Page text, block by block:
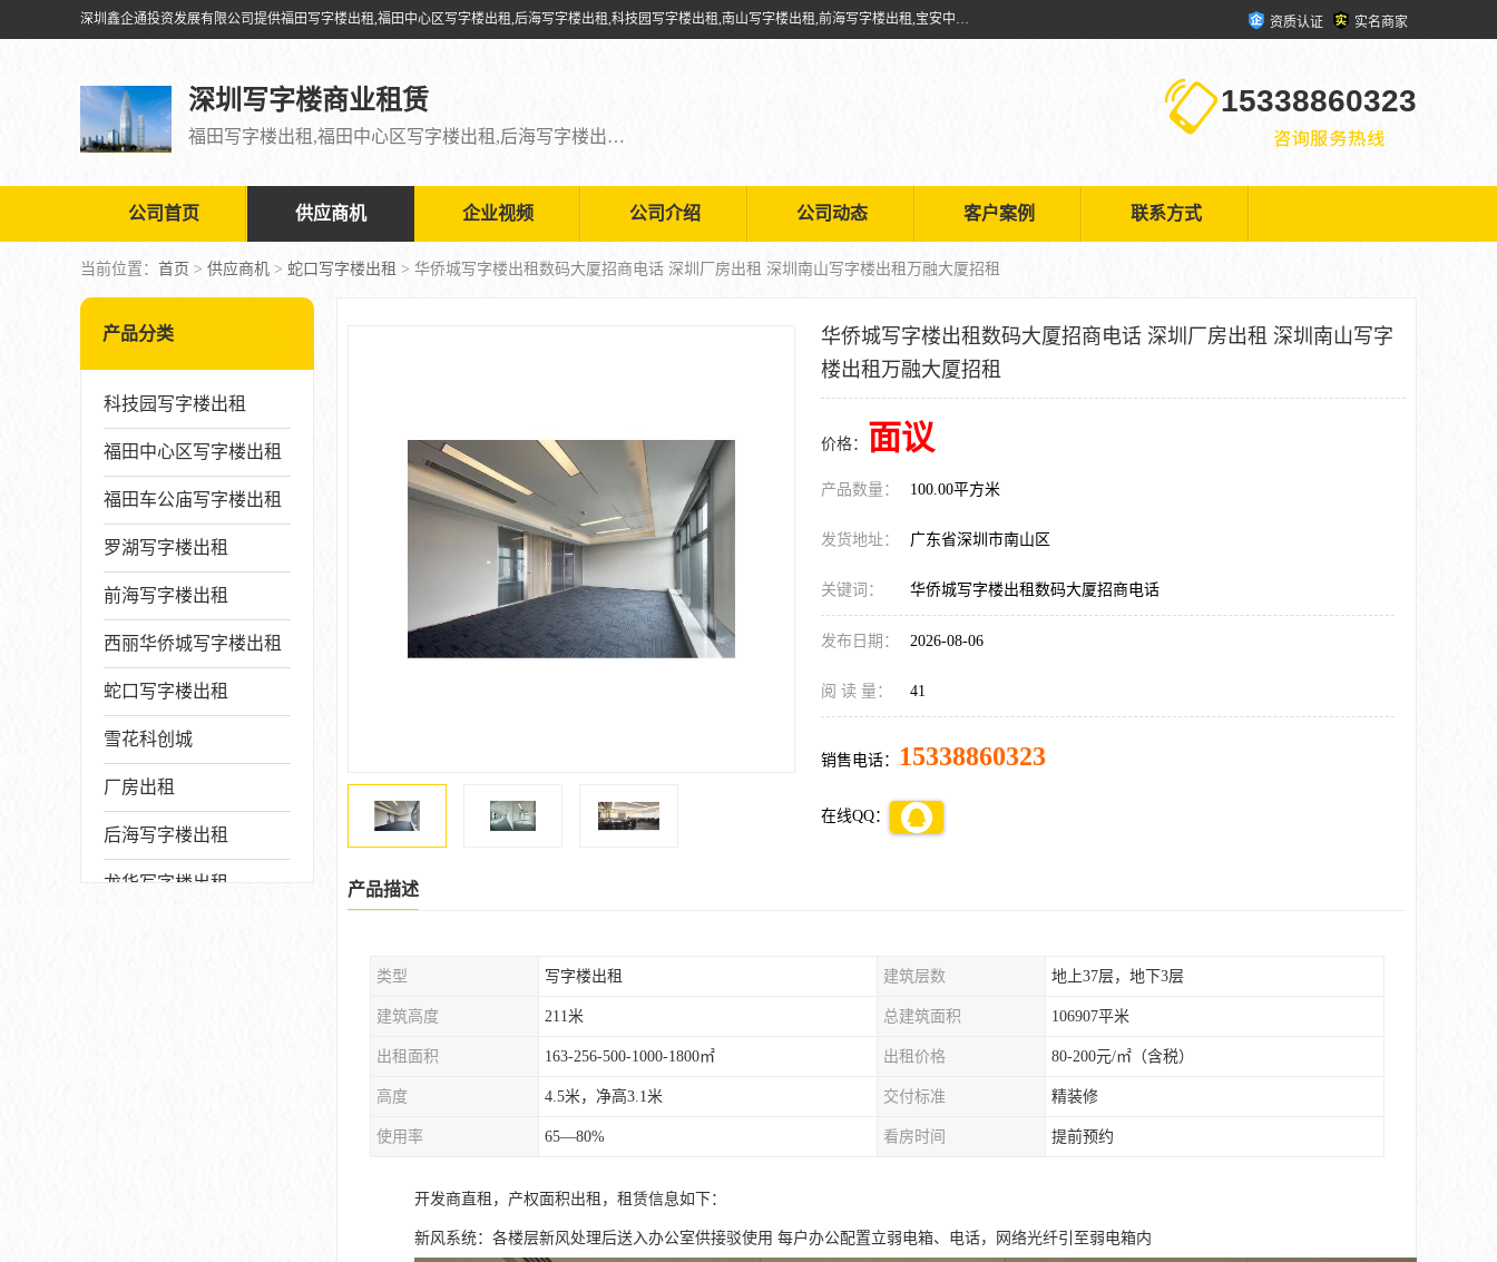
深圳鑫企通投资发展有限公司提供福田写字楼出租,福田中心区写字楼出租,后海写字楼出租,科技园写字楼出租,南山写字楼出租,前海写字楼出租,宝安中心写字楼出租,车公庙写字楼出租,深圳写字楼出租，欢迎有需要的朋友前来咨询。 资质认证 实名商家
深圳写字楼商业租赁
福田写字楼出租,福田中心区写字楼出租,后海写字楼出租,科技园写字楼出租,南山写字楼出租,前海写字楼出租,宝安中心写字楼出租
15338860323
公司首页 供应商机 企业视频 公司介绍 公司动态 客户案例 联系方式
当前位置： 首页 > 供应商机 > 蛇口写字楼出租 > 华侨城写字楼出租数码大厦招商电话 深圳厂房出租 深圳南山写字楼出租万融大厦招租
产品分类
科技园写字楼出租
福田中心区写字楼出租
福田车公庙写字楼出租
罗湖写字楼出租
前海写字楼出租
西丽华侨城写字楼出租
蛇口写字楼出租
雪花科创城
厂房出租
后海写字楼出租
龙华写字楼出租
华侨城写字楼出租数码大厦招商电话 深圳厂房出租 深圳南山写字
楼出租万融大厦招租
价格： 面议
产品数量： 100.00平方米
发货地址： 广东省深圳市南山区
关键词： 华侨城写字楼出租数码大厦招商电话
发布日期： 2026-08-06
阅 读 量： 41
销售电话： 15338860323
在线QQ：
产品描述
类型 写字楼出租 建筑层数 地上37层，地下3层
建筑高度 211米 总建筑面积 106907平米
出租面积 163-256-500-1000-1800㎡ 出租价格 80-200元/㎡（含税）
高度 4.5米，净高3.1米 交付标准 精装修
使用率 65—80% 看房时间 提前预约
开发商直租，产权面积出租，租赁信息如下：
新风系统：各楼层新风处理后送入办公室供接驳使用 每户办公配置立弱电箱、电话，网络光纤引至弱电箱内